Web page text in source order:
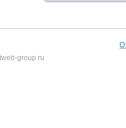
group.ru
О